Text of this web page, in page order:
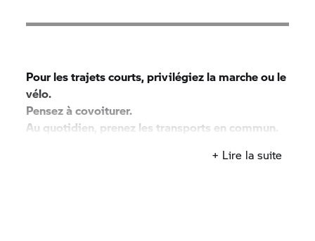
Pour les trajets courts, privilégiez la marche ou le
vélo.
Pensez à covoiturer.
Au quotidien, prenez les transports en commun.
+ Lire la suite